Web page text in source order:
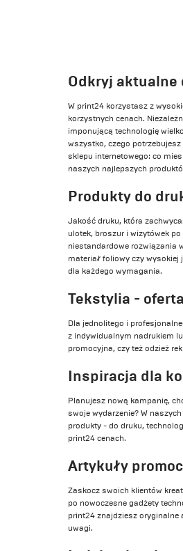
Odkryj aktualne
W print24 korzystasz z
korzystnych cenach.
imponującą technologię
wszystko, czego
sklepu internetowego: co
naszych najlepszych
Produkty do
Jakość druku, która
ulotek, broszur i wizytówek
niestandardowe rozwiązania
materiał foliowy czy
dla każdego wymagania.
Tekstylia - oferta
Dla jednolitego i
z indywidualnym nadrukiem
promocyjna, czy też odzież
Inspiracja dla
Planujesz nową kampanię,
swoje wydarzenie? W
produkty - do druku,
print24 cenach.
Artykuły
Zaskocz swoich klientów
po nowoczesne gadżety
print24 znajdziesz oryginalne
uwagi.